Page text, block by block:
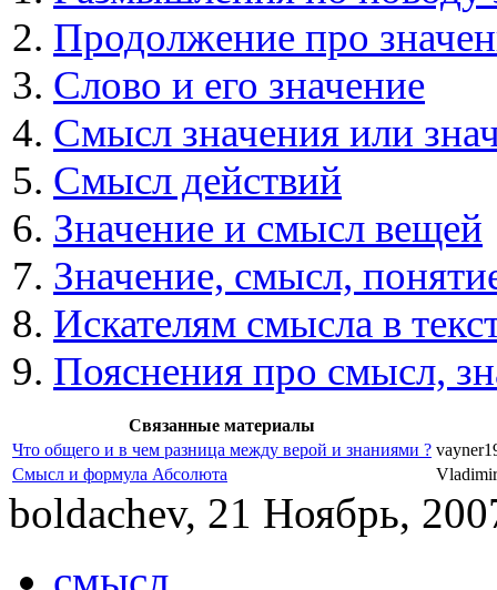
Продолжение про
Слово и его значение
Смысл значения или
Смысл действий
Значение и смысл вещей
Значение, смысл,
Искателям смысла в
Пояснения про смысл,
Связанные материалы
Что общего и в чем разница между верой и знаниями ?
Смысл и формула Абсолюта
boldachev, 21 Ноябрь,